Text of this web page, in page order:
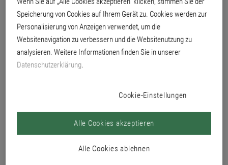
Speicherung von Cookies auf Ihrem Gerät zu. Cookies werden zur
Personalisierung von Anzeigen verwendet, um die
Websitenavigation zu verbessern und die Websitenutzung zu
analysieren. Weitere Informationen finden Sie in unserer
Datenschutzerklärung.
Cookie-Einstellungen
Alle Cookies ablehnen
Alle Cookies akzeptieren